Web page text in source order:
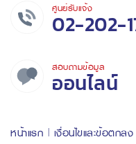
ศูนย์รับแจ้ง
02-202-
สอบถามข้อมูล
ออนไลน์
หน้าแรก เงื่อนไขและข้อตกลง